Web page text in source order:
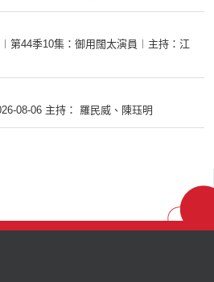
第44季10集：御用闊太演員︱主持：江
08-06 主持： 羅民威、陳珏明